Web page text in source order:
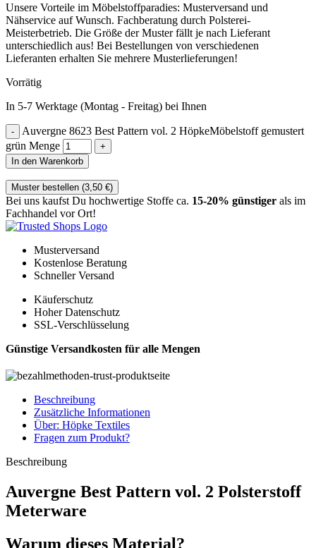
Unsere Vorteile im Möbelstoffparadies: Musterversand und
Nähservice auf Wunsch. Fachberatung durch Polsterei-
Meisterbetrieb. Die Größe der Muster fällt je nach Lieferant
unterschiedlich aus! Bei Bestellungen von verschiedenen
Lieferanten erhalten Sie mehrere Musterlieferungen!
Vorrätig
In 5-7 Werktage (Montag - Freitag) bei Ihnen
Auvergne 8623 Best Pattern vol. 2 HöpkeMöbelstoff gemustert
grün Menge
In den Warenkorb
Muster bestellen (3,50 €)
Bei uns kaufst Du hochwertige Stoffe ca. 15-20% günstiger als im
Fachhandel vor Ort!
Musterversand
Kostenlose Beratung
Schneller Versand
Käuferschutz
Hoher Datenschutz
SSL-Verschlüsselung
Günstige Versandkosten für alle Mengen
Beschreibung
Zusätzliche Informationen
Über: Höpke Textiles
Fragen zum Produkt?
Beschreibung
Auvergne Best Pattern vol. 2 Polsterstoff
Meterware
Warum dieses Material?